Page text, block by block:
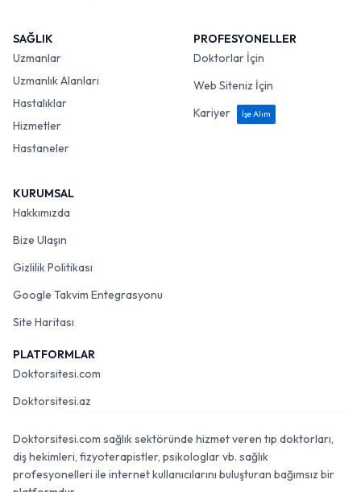
SAĞLIK
Uzmanlar
Uzmanlık Alanları
Hastalıklar
Hizmetler
Hastaneler
PROFESYONELLER
Doktorlar İçin
Web Siteniz İçin
Kariyer
İşe Alım
KURUMSAL
Hakkımızda
Bize Ulaşın
Gizlilik Politikası
Google Takvim Entegrasyonu
Site Haritası
PLATFORMLAR
Doktorsitesi.com
Doktorsitesi.az
Doktorsitesi.com sağlık sektöründe hizmet veren tıp doktorları,
diş hekimleri, fizyoterapistler, psikologlar vb. sağlık
profesyonelleri ile internet kullanıcılarını buluşturan bağımsız bir